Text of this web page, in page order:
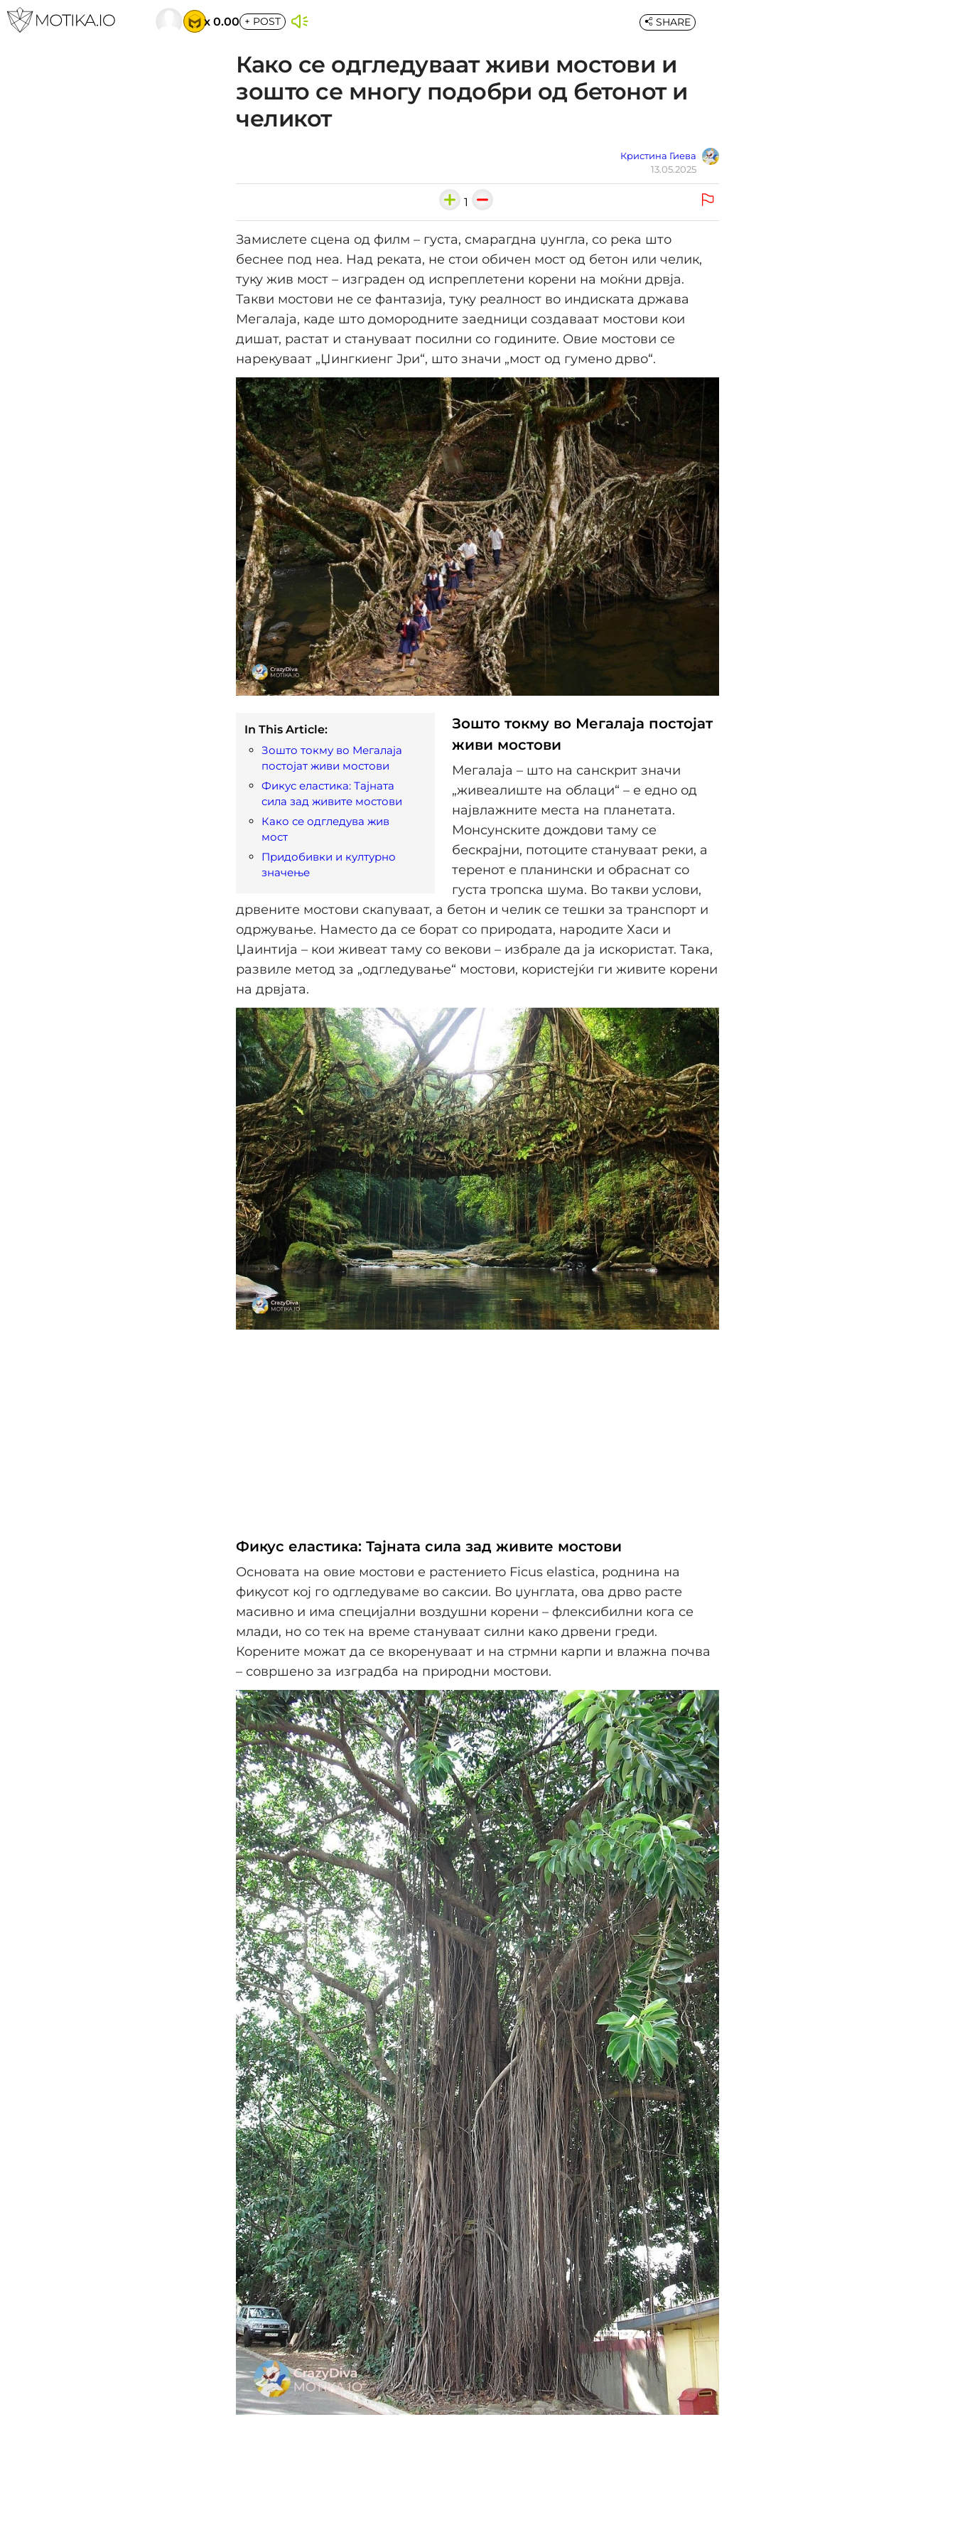
x 0.00 + POST
Како се одгледуваат живи мостови и
зошто се многу подобри од бетонот и
челикот
Кристина Гиева
13.05.2025
SHARE
1
Замислете сцена од филм – густа, смарагдна џунгла, со река што
беснее под неа. Над реката, не стои обичен мост од бетон или челик,
туку жив мост – изграден од испреплетени корени на моќни дрвја.
Такви мостови не се фантазија, туку реалност во индиската држава
Мегалаја, каде што домородните заедници создаваат мостови кои
дишат, растат и стануваат посилни со годините. Овие мостови се
нарекуваат „Џингкиенг Јри“, што значи „мост од гумено дрво“.
In This Article:
Зошто токму во Мегалаја
постојат живи мостови
Фикус еластика: Тајната
сила зад живите мостови
Како се одгледува жив
мост
Придобивки и културно
значење
Зошто токму во Мегалаја постојат
живи мостови
Мегалаја – што на санскрит значи
„живеалиште на облаци“ – е едно од
највлажните места на планетата.
Монсунските дождови таму се
бескрајни, потоците стануваат реки, а
теренот е планински и обраснат со
густа тропска шума. Во такви услови,
дрвените мостови скапуваат, а бетон и челик се тешки за транспорт и
одржување. Наместо да се борат со природата, народите Хаси и
Џаинтија – кои живеат таму со векови – избрале да ја искористат. Така,
развиле метод за „одгледување“ мостови, користејќи ги живите корени
на дрвјата.
Фикус еластика: Тајната сила зад живите мостови
Основата на овие мостови е растението Ficus elastica, роднина на
фикусот кој го одгледуваме во саксии. Во џунглата, ова дрво расте
масивно и има специјални воздушни корени – флексибилни кога се
млади, но со тек на време стануваат силни како дрвени греди.
Корените можат да се вкоренуваат и на стрмни карпи и влажна почва
– совршено за изградба на природни мостови.